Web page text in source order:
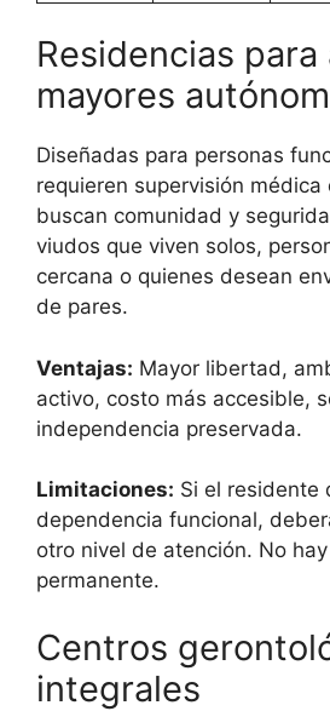
Residencias
mayores
Diseñadas para personas
requieren supervisión
buscan comunidad y
viudos que viven solos,
cercana o quienes desean
de pares.
Ventajas: Mayor libertad,
activo, costo más accesible,
independencia preservada.
Limitaciones: Si el residente
dependencia funcional,
otro nivel de atención. No
permanente.
Centros
integrales